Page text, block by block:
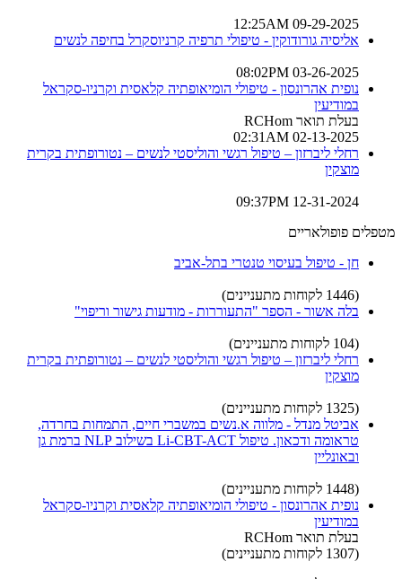
09-29-2025 12:25AM
אליסיה גורודוקין - טיפולי תרפיה קרניוסקרל בחיפה לנשים
03-26-2025 08:02PM
נופית אהרונסון - טיפולי הומיאופתיה קלאסית וקרניו-סקראל
במודיעין
בעלת תואר RCHom
02-13-2025 02:31AM
רחלי ליברזון – טיפול רגשי והוליסטי לנשים – נטורופתית בקרית
מוצקין
12-31-2024 09:37PM
מטפלים פופולאריים
חן - טיפול בעיסוי טנטרי בתל-אביב
(1446 לקוחות מתעניינים)
בלה אשור - הספר "התעוררות - מודעות גישור וריפוי"
(104 לקוחות מתעניינים)
רחלי ליברזון – טיפול רגשי והוליסטי לנשים – נטורופתית בקרית
מוצקין
(1325 לקוחות מתעניינים)
אביטל מנדל - מלווה א.נשים במשברי חיים, התמחות בחרדה,
טראומה ודכאון. טיפול Li-CBT-ACT בשילוב NLP ברמת גן
ובאונליין
(1448 לקוחות מתעניינים)
נופית אהרונסון - טיפולי הומיאופתיה קלאסית וקרניו-סקראל
במודיעין
בעלת תואר RCHom
(1307 לקוחות מתעניינים)